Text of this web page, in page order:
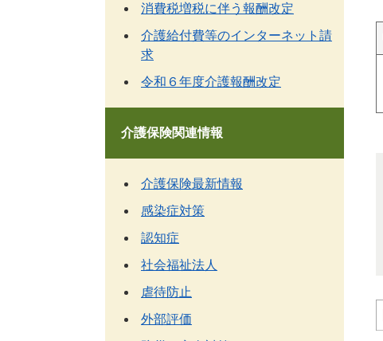
消費税増税に伴う報酬改定
介護給付費等のインターネット請
求
令和６年度介護報酬改定
介護保険関連情報
介護保険最新情報
感染症対策
認知症
社会福祉法人
虐待防止
外部評価